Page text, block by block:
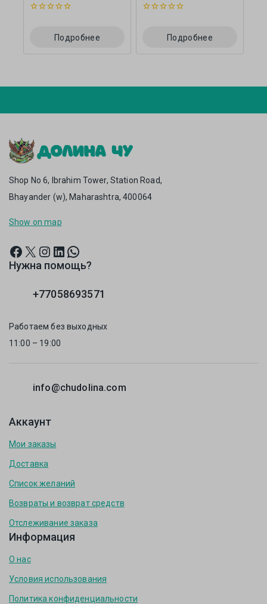
Подробнее Подробнее
Shop No 6, Ibrahim Tower, Station Road,
Bhayander (w), Maharashtra, 400064
Show on map
Нужна помощь?
+77058693571
Работаем без выходных
11:00 – 19:00
info@chudolina.com
Аккаунт
Мои заказы
Доставка
Список желаний
Возвраты и возврат средств
Отслеживание заказа
Информация
О нас
Условия использования
Политика конфиденциальности